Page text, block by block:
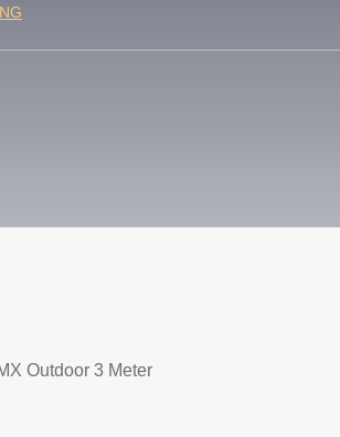
Outdoor 3 Meter